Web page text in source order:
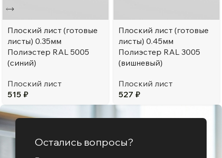
Плоский лист (готовые
листы) 0.35мм
Полиэстер RAL 5005
(синий)
Плоский лист
515 ₽
Плоский лист (готовые
листы) 0.45мм
Полиэстер RAL 3005
(вишневый)
Плоский лист
527 ₽
Остались вопросы?